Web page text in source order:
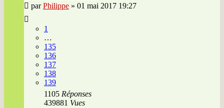
parPhilippe » 01 mai 2017 19:27
1
…
135
136
137
138
139
1105 Réponses
439881 Vues